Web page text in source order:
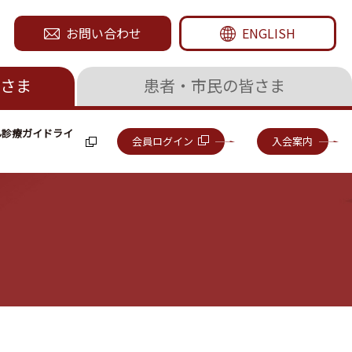
お問い合わせ ENGLISH
ま 患者・市民の皆さま
会員ログイン 入会案内
療ガイドライ